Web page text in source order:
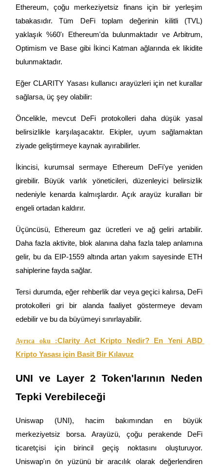
Staking
Yüksek getiri ve anında erişim
Launchpool
Popüler token'lar kazanmak için esnek staking
BTR sahiplerine özel yatırımlar
Krediler
Ethereum, çoğu merkeziyetsiz finans için bir yerleşim
tabakasıdır. Tüm DeFi toplam değerinin kilitli (TVL)
yaklaşık %60'ı Ethereum'da bulunmaktadır ve Arbitrum,
Optimism ve Base gibi İkinci Katman ağlarında ek likidite
bulunmaktadır.
Eğer CLARITY Yasası kullanıcı arayüzleri için net kurallar
sağlarsa, üç şey olabilir:
Öncelikle, mevcut DeFi protokolleri daha düşük yasal
belirsizlikle karşılaşacaktır. Ekipler, uyum sağlamaktan
ziyade geliştirmeye kaynak ayırabilirler.
İkincisi, kurumsal sermaye Ethereum DeFi'ye yeniden
girebilir. Büyük varlık yöneticileri, düzenleyici belirsizlik
nedeniyle kenarda kalmışlardır. Açık arayüz kuralları bir
engeli ortadan kaldırır.
Üçüncüsü, Ethereum gaz ücretleri ve ağ geliri artabilir.
Daha fazla aktivite, blok alanına daha fazla talep anlamına
gelir, bu da EIP-1559 altında artan yakım sayesinde ETH
sahiplerine fayda sağlar.
Tersi durumda, eğer rehberlik dar veya geçici kalırsa, DeFi
protokolleri gri bir alanda faaliyet göstermeye devam
edebilir ve bu da büyümeyi sınırlayabilir.
Ayrıca oku :Clarity Act Kripto Nedir? En Yeni ABD
Kripto Yasası için Basit Bir Kılavuz
UNI ve Layer 2 Token'larının Neden
Tepki Verebileceği
Uniswap (UNI), hacim bakımından en büyük
merkeziyetsiz borsa. Arayüzü, çoğu perakende DeFi
ticaretçisi için birincil geçiş noktasını oluşturuyor.
Uniswap'ın ön yüzünü bir aracılık olarak değerlendiren